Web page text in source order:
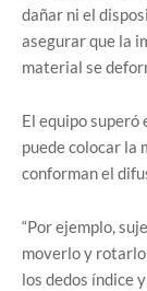
dañar ni el
asegurar que la
material se
El equipo superó
puede colocar la
conforman el
“Por ejemplo,
moverlo y
los dedos índice